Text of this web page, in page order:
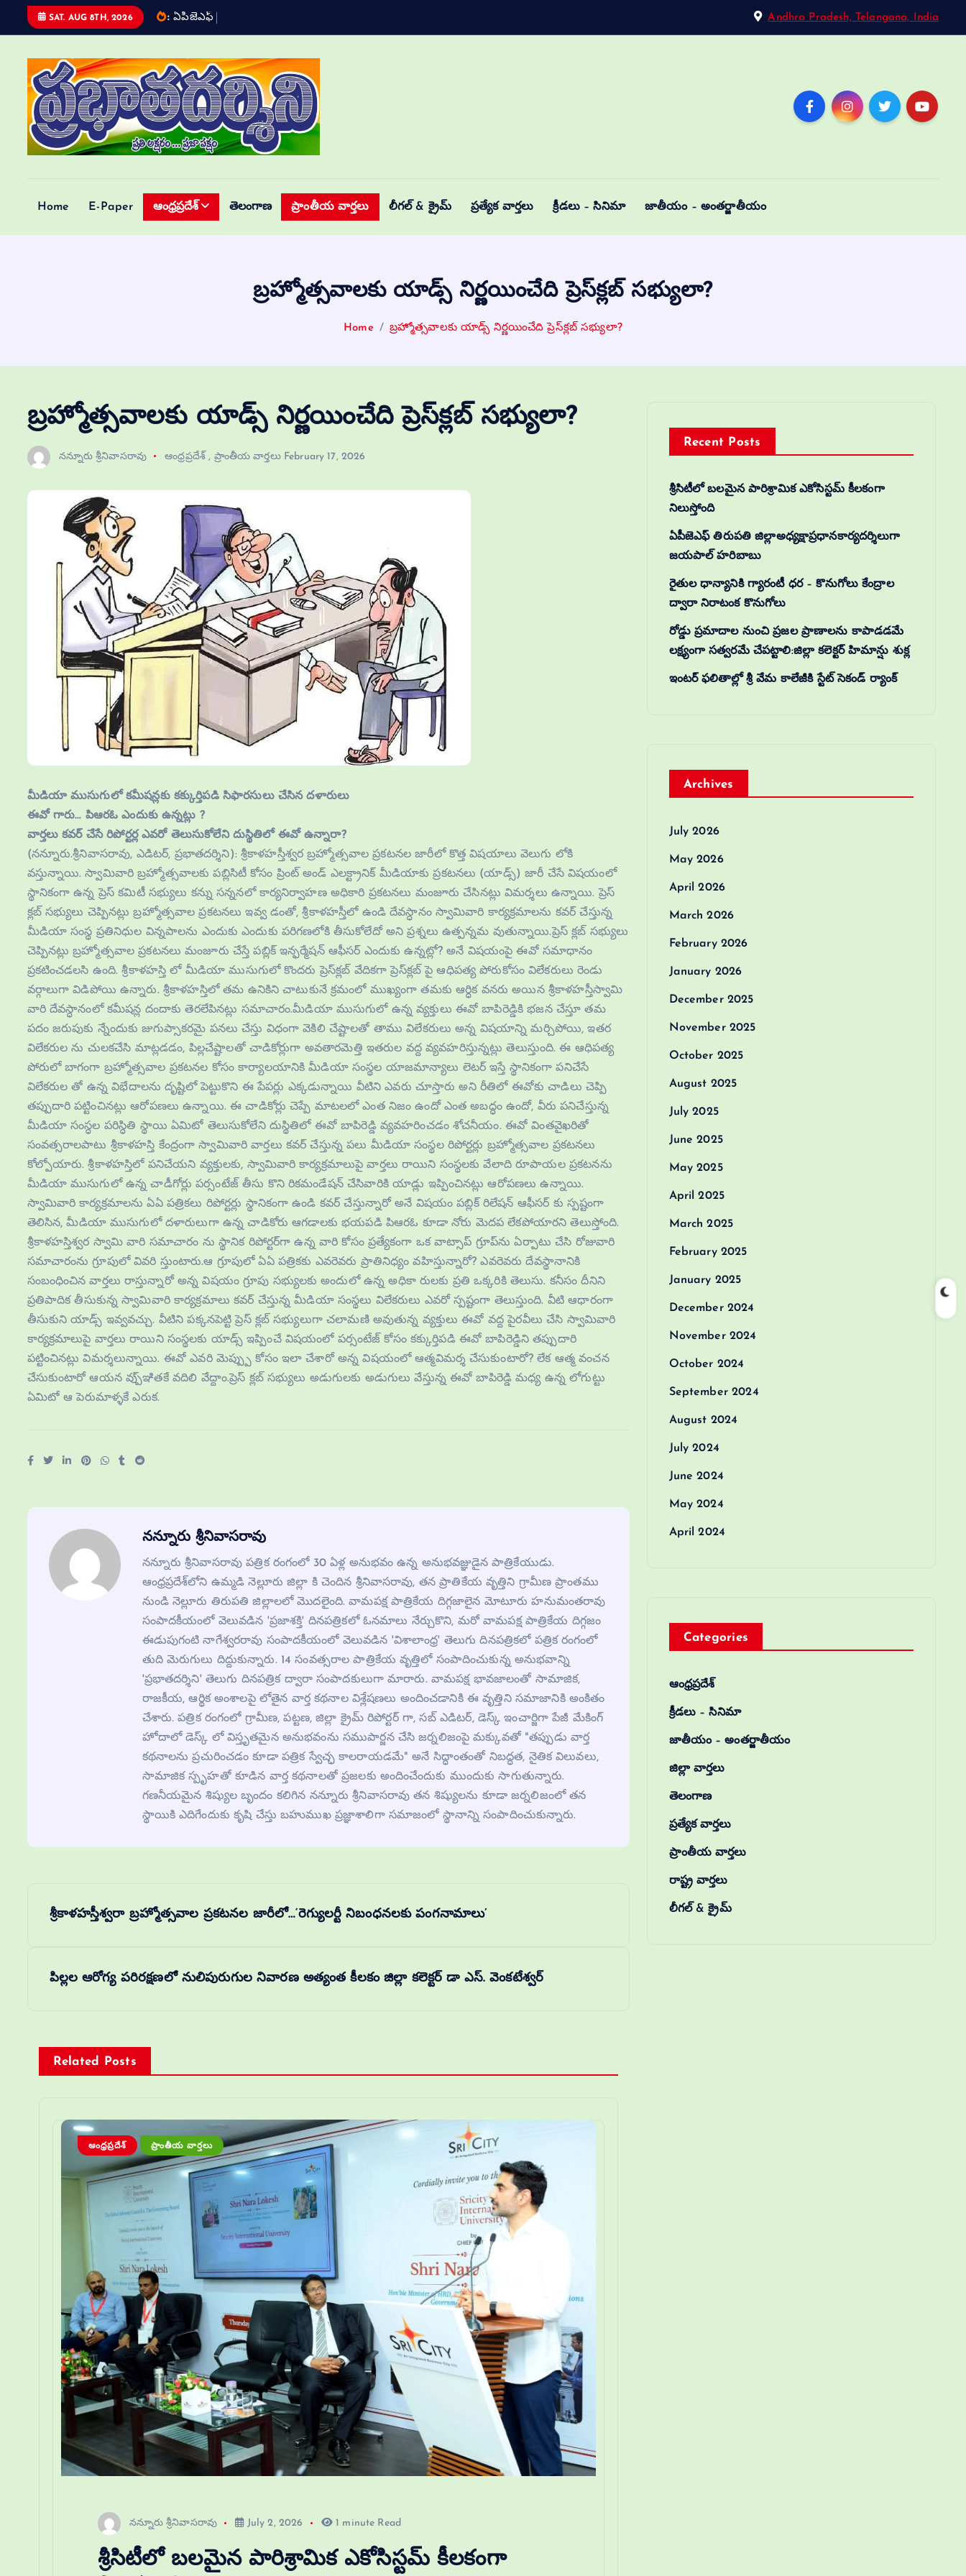
SAT. AUG 8TH, 2026 : ఏపజఎఫ Andhra Pradesh, Telangana, India
Home E-Paper ఆంధ్రప్రదేశ్ తెలంగాణ ప్రాంతీయ వార్తలు లీగల్ & క్రైమ్ ప్రత్యేక వార్తలు క్రీడలు – సినిమా జాతీయం – అంతర్జాతీయం
బ్రహ్మోత్సవాలకు యాడ్స్ నిర్ణయించేది ప్రెస్‌క్లబ్ సభ్యులా?
Home బ్రహ్మోత్సవాలకు యాడ్స్ నిర్ణయించేది ప్రెస్‌క్లబ్ సభ్యులా?
బ్రహ్మోత్సవాలకు యాడ్స్ నిర్ణయించేది ప్రెస్‌క్లబ్ సభ్యులా?
నన్నూరు శ్రీనివాసరావు ఆంధ్రప్రదేశ్ , ప్రాంతీయ వార్తలు February 17, 2026
మీడియా ముసుగులో కమీషన్లకు కక్కుర్తిపడి సిఫారసులు చేసిన దళారులు
ఈవో గారు… పిఆరఓ ఎందుకు ఉన్నట్లు ?
వార్తలు కవర్ చేసే రిపోర్టర్ల ఎవరో తెలుసుకోలేని దుస్థితిలో ఈవో ఉన్నారా?
(నన్నూరు.శ్రీనివాసరావు, ఎడిటర్, ప్రభాతదర్శిని): శ్రీకాళహస్తీశ్వర బ్రహ్మోత్సవాల ప్రకటనల జారీలో కొత్త విషయాలు వెలుగు లోకి
వస్తున్నాయి. స్వామివారి బ్రహ్మోత్సవాలకు పబ్లిసిటీ కోసం ప్రింట్ అండ్ ఎలక్ట్రానిక్ మీడియాకు ప్రకటనలు (యాడ్స్) జారీ చేసే విషయంలో
స్థానికంగా ఉన్న ప్రెస్ కమిటీ సభ్యులు కన్ను సన్ననలో కార్యనిర్వాహణ అధికారి ప్రకటనలు మంజూరు చేసినట్లు విమర్శలు ఉన్నాయి. ప్రెస్
క్లబ్ సభ్యులు చెప్పినట్లు బ్రహ్మోత్సవాల ప్రకటనలు ఇవ్వ డంతో, శ్రీకాళహస్తీలో ఉండి దేవస్ధానం స్వామివారి కార్యక్రమాలను కవర్ చేస్తున్న
మీడియా సంస్థ ప్రతినిధుల విన్నపాలను ఎందుకు ఎందుకు పరిగణలోకి తీసుకోలేదో అని ప్రశ్నలు ఉత్పన్నమ వుతున్నాయి.ప్రెస్ క్లబ్ సభ్యులు
చెప్పినట్లు బ్రహ్మోత్సవాల ప్రకటనలు మంజూరు చేస్తే పబ్లిక్ ఇన్ఫర్మేషన్ ఆఫీసర్ ఎందుకు ఉన్నట్లో? అనే విషయంపై ఈవో సమాధానం
ప్రకటించడలసి ఉంది. శ్రీకాళహస్తి లో మీడియా ముసుగులో కొందరు ప్రెస్‌క్లబ్ వేదికగా ప్రెస్‌క్లబ్ పై ఆధిపత్య పోరుకోసం విలేకరులు రెండు
వర్గాలుగా విడిపోయి ఉన్నారు. శ్రీకాళహస్తిలో తమ ఉనికిని చాటుకునే క్రమంలో ముఖ్యంగా తమకు ఆర్ధిక వనరు అయిన శ్రీకాళహస్తీస్వామి
వారి దేవస్ధానంలో కమీషన్ల దందాకు తెరలేపినట్లు సమాచారం.మీడియా ముసుగులో ఉన్న వ్యక్తులు ఈవో బాపిరెడ్డికి భజన చేస్తూ తమ
పదం జరుపుకు న్నేందుకు జుగుప్సాకరమై పనలు చేస్తు విధంగా వెకిలి చేష్టాలతో తాము విలేకరులు అన్న విషయాన్ని మర్చిపోయి, ఇతర
విలేకరుల ను చులకచేసి మాట్లడడం, పిల్లచేష్టాలతో చాడికోర్లుగా అవతారమెత్తి ఇతరుల వద్ద వ్యవహరిస్తున్నట్లు తెలుస్తుంది. ఈ ఆధిపత్య
పోరులో బాగంగా బ్రహ్మోత్సవాల ప్రకటనల కోసం కార్యాలయానికి మీడియా సంస్థల యాజమాన్యాలు లెటర్ ఇస్తే స్థానికంగా పనిచేసే
విలేకరుల తో ఉన్న విభేదాలను దృష్టిలో పెట్టుకొని ఈ పేపర్లు ఎక్కడున్నాయి వీటిని ఎవరు చూస్తారు అని రీతిలో ఈవోకు చాడిలు చెప్పి
తప్పుదారి పట్టించినట్లు ఆరోపణలు ఉన్నాయి. ఈ చాడికోర్లు చెప్పే మాటలలో ఎంత నిజం ఉందో ఎంత అబద్ధం ఉందో, వీరు పనిచేస్తున్న
మీడియా సంస్ధల పరిస్ధితి స్థాయి ఏమిటో తెలుసుకోలేని దుస్థితిలో ఈవో బాపిరెడ్డి వ్యవహరించడం శోచనీయం. ఈవో వింతవైఖరితో
సంవత్సరాలపాటు శ్రీకాళహస్తి కేంద్రంగా స్వామివారి వార్తలు కవర్ చేస్తున్న పలు మీడియా సంస్థల రిపోర్టర్లు బ్రహ్మోత్సవాల ప్రకటనలు
కోల్పోయారు. శ్రీకాళహస్తిలో పనిచేయని వ్యక్తులకు, స్వామివారి కార్యక్రమాలుపై వార్తలు రాయిని సంస్థలకు వేలాది రూపాయల ప్రకటనను
మీడియా ముసుగులో ఉన్న చాడీగోర్లు పర్సంటేజ్ తీసు కొని రికమండేషన్ చేసివారికి యాడ్లు ఇప్పించినట్లు ఆరోపణలు ఉన్నాయి.
స్వామివారి కార్యక్రమాలను ఏఏ పత్రికలు రిపోర్టర్లు స్థానికంగా ఉండి కవర్ చేస్తున్నారో అనే విషయం పబ్లిక్ రిలేషన్ ఆఫీసర్ కు స్పష్టంగా
తెలిసిన, మీడియా ముసుగులో దళారులుగా ఉన్న చాడికోరు ఆగడాలకు భయపడి పిఆరఓ కూడా నోరు మెదప లేకపోయారని తెలుస్తోంది.
శ్రీకాళహస్తిశ్వర స్వామి వారి సమాచారం ను స్థానిక రిపోర్టర్‌గా ఉన్న వారి కోసం ప్రత్యేకంగా ఒక వాట్సాప్ గ్రూప్‌ను ఏర్పాటు చేసి రోజువారి
సమాచారంను గ్రూపులో వివరి స్తుంటారు.ఆ గ్రూపులో ఏఏ పత్రికకు ఎవరెవరు ప్రాతినిధ్యం వహిస్తున్నారో? ఎవరెవరు దేవస్థానానికి
సంబంధించిన వార్తలు రాస్తున్నారో అన్న విషయం గ్రూపు సభ్యులకు అందులో ఉన్న అధికా రులకు ప్రతి ఒక్కరికి తెలుసు. కనీసం దీనిని
ప్రతిపాదిక తీసుకున్న స్వామివారి కార్యక్రమాలు కవర్ చేస్తున్న మీడియా సంస్థలు విలేకరులు ఎవరో స్పష్టంగా తెలుస్తుంది. వీటి ఆధారంగా
తీసుకుని యాడ్స్ ఇవ్వవచ్చు. వీటిని పక్కనపెట్టి ప్రెస్ క్లబ్ సభ్యులుగా చలామణి అవుతున్న వ్యక్తులు ఈవో వద్ద పైరవీలు చేసి స్వామివారి
కార్యక్రమాలుపై వార్తలు రాయిని సంస్థలకు యాడ్స్ ఇప్పించే విషయంలో పర్సంటేజ్ కోసం కక్కుర్తిపడి ఈవో బాపిరెడ్డిని తప్పుదారి
పట్టించినట్లు విమర్శలున్నాయి. ఈవో ఎవరి మెప్ప్పు కోసం ఇలా చేశారో అన్న విషయంలో ఆత్మవిమర్శ చేసుకుంటారో? లేక ఆత్మ వంచన
చేసుకుంటారో ఆయన వ్పు్ఞితకే వదిలి వేద్దాం.ప్రెస్ క్లబ్ సభ్యులు అడుగులకు అడుగులు వేస్తున్న ఈవో బాపిరెడ్డి మధ్య ఉన్న లోగుట్టు
ఏమిటో ఆ పెరుమాళ్ళకే ఎరుక.
నన్నూరు శ్రీనివాసరావు
నన్నూరు శ్రీనివాసరావు పత్రిక రంగంలో 30 ఏళ్ల అనుభవం ఉన్న అనుభవజ్ఞుడైన పాత్రికేయుడు.
ఆంధ్రప్రదేశ్‌లోని ఉమ్మడి నెల్లూరు జిల్లా కి చెందిన శ్రీనివాసరావు, తన ప్రాతికేయ వృత్తిని గ్రామీణ ప్రాంతము
నుండి నెల్లూరు తిరుపతి జిల్లాలలో మొదలైంది. వామపక్ష పాత్రికేయ దిగ్గజాలైన మోటూరు హనుమంతరావు
సంపాదకీయంలో వెలువడిన 'ప్రజాశక్తి' దినపత్రికలో ఓనమాలు నేర్చుకొని, మరో వామపక్ష పాత్రికేయ దిగ్గజం
ఈడుపుగంటి నాగేశ్వరరావు సంపాదకీయంలో వెలువడిన 'విశాలాంధ్ర' తెలుగు దినపత్రికలో పత్రిక రంగంలో
తుది మెరుగులు దిద్దుకున్నారు. 14 సంవత్సరాల పాత్రికేయ వృత్తిలో సంపాదించుకున్న అనుభవాన్ని
'ప్రభాతదర్శిని' తెలుగు దినపత్రిక ద్వారా సంపాదకులుగా మారారు. వామపక్ష భావజాలంతో సామాజిక,
రాజకీయ, ఆర్థిక అంశాలపై లోతైన వార్త కథనాల విశ్లేషణలు అందించడానికి ఈ వృత్తిని సమాజానికి అంకితం
చేశారు. పత్రిక రంగంలో గ్రామీణ, పట్టణ, జిల్లా క్రైమ్ రిపోర్టర్ గా, సబ్ ఎడిటర్, డెస్క్ ఇంచార్జిగా పేజీ మేకింగ్
హోదాలో డెస్క్ లో విస్తృతమైన అనుభవంను సముపార్జన చేసి జర్నలిజంపై మక్కువతో "తప్పుడు వార్త
కథనాలను ప్రచురించడం కూడా పత్రిక స్వేచ్ఛ కాలరాయడమే" అనే సిద్ధాంతంతో నిబద్ధత, నైతిక విలువలు,
సామాజిక స్పృహతో కూడిన వార్త కథనాలతో ప్రజలకు అందించేందుకు ముందుకు సాగుతున్నారు.
గణనీయమైన శిష్యుల బృందం కలిగిన నన్నూరు శ్రీనివాసరావు తన శిష్యులను కూడా జర్నలిజంలో తన
స్థాయికి ఎదిగేందుకు కృషి చేస్తు బహుముఖ ప్రజ్ఞాశాలిగా సమాజంలో స్థానాన్ని సంపాదించుకున్నారు.
శ్రీకాళహస్తీశ్వరా బ్రహ్మోత్సవాల ప్రకటనల జారీలో…‘రెగ్యులర్టీ నిబంధనలకు పంగనామాలు’
పిల్లల ఆరోగ్య పరిరక్షణలో నులిపురుగుల నివారణ అత్యంత కీలకం జిల్లా కలెక్టర్ డా ఎస్. వెంకటేశ్వర్
Related Posts
ఆంధ్రప్రదేశ్ ప్రాంతీయ వార్తలు
నన్నూరు శ్రీనివాసరావు July 2, 2026 1 minute Read
శ్రీసిటీలో బలమైన పారిశ్రామిక ఎకోసిస్టమ్ కీలకంగా
Recent Posts
శ్రీసిటీలో బలమైన పారిశ్రామిక ఎకోసిస్టమ్ కీలకంగా
నిలుస్తోంది
ఏపీజెఎఫ్ తిరుపతి జిల్లాఅధ్యక్షాప్రధానకార్యదర్శిలుగా
జయపాల్ హరిబాబు
రైతుల ధాన్యానికి గ్యారంటీ ధర – కొనుగోలు కేంద్రాల
ద్వారా నిరాటంక కొనుగోలు
రోడ్డు ప్రమాదాల నుంచి ప్రజల ప్రాణాలను కాపాడడమే
లక్ష్యంగా సత్వరమే చేపట్టాలి:జిల్లా కలెక్టర్‌ హిమాన్షు శుక్ల
ఇంటర్ ఫలితాల్లో శ్రీ వేమ కాలేజీకి స్టేట్ సెకండ్ ర్యాంక్
Archives
July 2026
May 2026
April 2026
March 2026
February 2026
January 2026
December 2025
November 2025
October 2025
August 2025
July 2025
June 2025
May 2025
April 2025
March 2025
February 2025
January 2025
December 2024
November 2024
October 2024
September 2024
August 2024
July 2024
June 2024
May 2024
April 2024
Categories
ఆంధ్రప్రదేశ్
క్రీడలు – సినిమా
జాతీయం – అంతర్జాతీయం
జిల్లా వార్తలు
తెలంగాణ
ప్రత్యేక వార్తలు
ప్రాంతీయ వార్తలు
రాష్ట్ర వార్తలు
లీగల్ & క్రైమ్